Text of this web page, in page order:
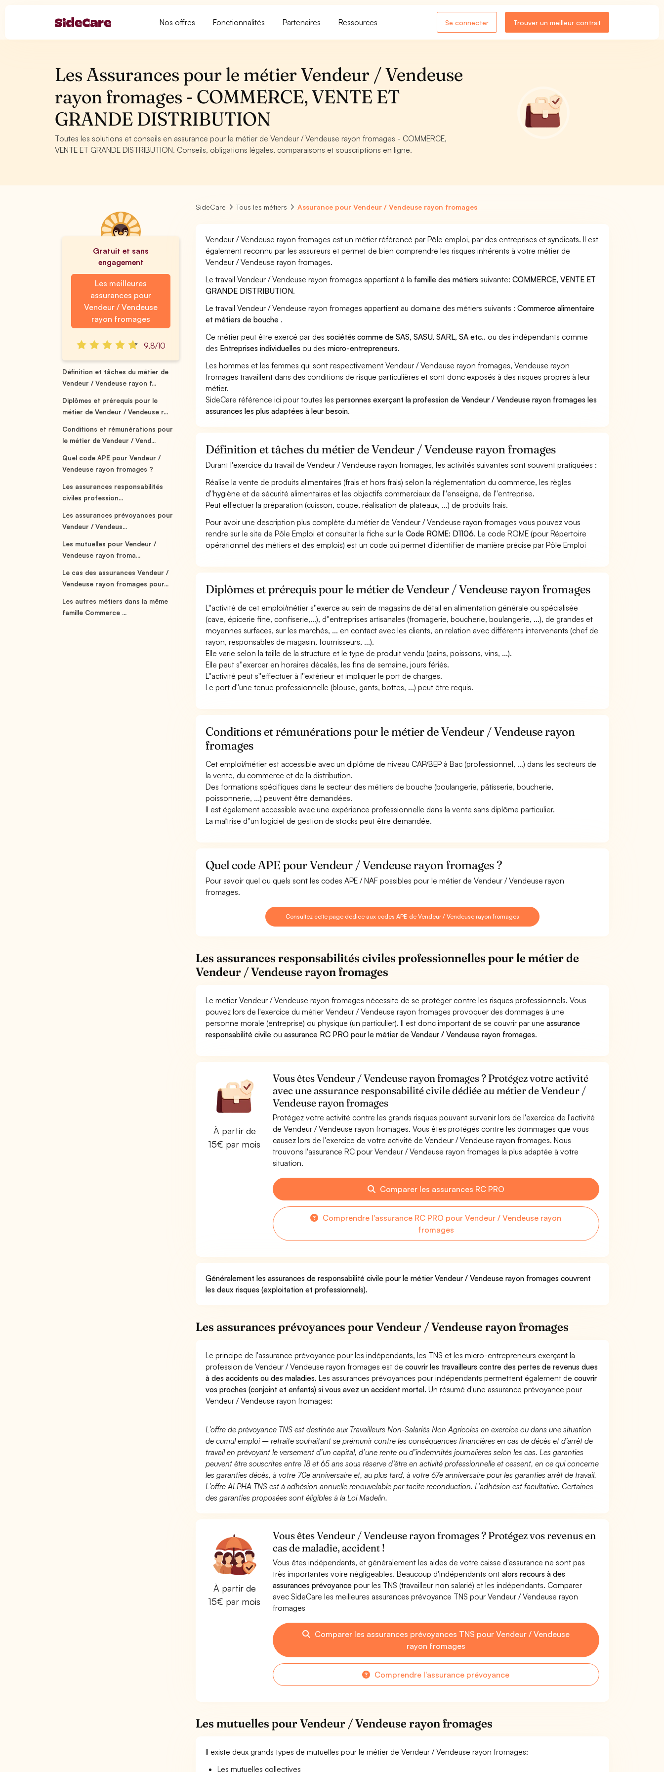
Nos offres Fonctionnalités Partenaires Ressources Se connecter Trouver un meilleur contrat
Les Assurances pour le métier Vendeur / Vendeuse
rayon fromages - COMMERCE, VENTE ET
GRANDE DISTRIBUTION
Toutes les solutions et conseils en assurance pour le métier de Vendeur / Vendeuse rayon fromages - COMMERCE,
VENTE ET GRANDE DISTRIBUTION. Conseils, obligations légales, comparaisons et souscriptions en ligne.
Gratuit et sans
engagement
Les meilleures
assurances pour
Vendeur / Vendeuse
rayon fromages
9,8/10
Définition et tâches du métier de
Vendeur / Vendeuse rayon f...
Diplômes et prérequis pour le
métier de Vendeur / Vendeuse r...
Conditions et rémunérations pour
le métier de Vendeur / Vend...
Quel code APE pour Vendeur /
Vendeuse rayon fromages ?
Les assurances responsabilités
civiles profession...
Les assurances prévoyances pour
Vendeur / Vendeus...
Les mutuelles pour Vendeur /
Vendeuse rayon froma...
Le cas des assurances Vendeur /
Vendeuse rayon fromages pour...
Les autres métiers dans la même
famille Commerce ...
SideCare Tous les métiers Assurance pour Vendeur / Vendeuse rayon fromages
Vendeur / Vendeuse rayon fromages est un métier référencé par Pôle emploi, par des entreprises et syndicats. Il est
également reconnu par les assureurs et permet de bien comprendre les risques inhérents à votre métier de
Vendeur / Vendeuse rayon fromages.
Le travail Vendeur / Vendeuse rayon fromages appartient à la famille des métiers suivante:COMMERCE, VENTE ET
GRANDE DISTRIBUTION.
Le travail Vendeur / Vendeuse rayon fromages appartient au domaine des métiers suivants :Commerce alimentaire
et métiers de bouche .
Ce métier peut être exercé par dessociétés comme de SAS, SASU, SARL, SA etc.. ou des indépendants comme
des Entreprises individuelles ou desmicro-entrepreneurs.
Les hommes et les femmes qui sont respectivement Vendeur / Vendeuse rayon fromages, Vendeuse rayon
fromages travaillent dans des conditions de risque particulières et sont donc exposés à des risques propres à leur
métier.
SideCare référence ici pour toutes lespersonnes exerçant la profession de Vendeur / Vendeuse rayon fromages les
assurances les plus adaptées à leur besoin.
Définition et tâches du métier de Vendeur / Vendeuse rayon fromages
Durant l'exercice du travail de Vendeur / Vendeuse rayon fromages, les activités suivantes sont souvent pratiquées :
Réalise la vente de produits alimentaires (frais et hors frais) selon la réglementation du commerce, les règles
d''hygiène et de sécurité alimentaires et les objectifs commerciaux de l''enseigne, de l''entreprise.
Peut effectuer la préparation (cuisson, coupe, réalisation de plateaux, ...) de produits frais.
Pour avoir une description plus complète du métier de Vendeur / Vendeuse rayon fromages vous pouvez vous
rendre sur le site de Pôle Emploi et consulter la fiche sur leCode ROME: D1106. Le code ROME (pour Répertoire
opérationnel des métiers et des emplois) est un code qui permet d'identifier de manière précise par Pôle Emploi
Diplômes et prérequis pour le métier de Vendeur / Vendeuse rayon fromages
L''activité de cet emploi/métier s''exerce au sein de magasins de détail en alimentation générale ou spécialisée
(cave, épicerie fine, confiserie,...), d''entreprises artisanales (fromagerie, boucherie, boulangerie, ...), de grandes et
moyennes surfaces, sur les marchés, ... en contact avec les clients, en relation avec différents intervenants (chef de
rayon, responsables de magasin, fournisseurs, ...).
Elle varie selon la taille de la structure et le type de produit vendu (pains, poissons, vins, ...).
Elle peut s''exercer en horaires décalés, les fins de semaine, jours fériés.
L''activité peut s''effectuer à l''extérieur et impliquer le port de charges.
Le port d''une tenue professionnelle (blouse, gants, bottes, ...) peut être requis.
Conditions et rémunérations pour le métier de Vendeur / Vendeuse rayon
fromages
Cet emploi/métier est accessible avec un diplôme de niveau CAP/BEP à Bac (professionnel, ...) dans les secteurs de
la vente, du commerce et de la distribution.
Des formations spécifiques dans le secteur des métiers de bouche (boulangerie, pâtisserie, boucherie,
poissonnerie, ...) peuvent être demandées.
Il est également accessible avec une expérience professionnelle dans la vente sans diplôme particulier.
La maîtrise d''un logiciel de gestion de stocks peut être demandée.
Quel code APE pour Vendeur / Vendeuse rayon fromages ?
Pour savoir quel ou quels sont les codes APE / NAF possibles pour le métier de Vendeur / Vendeuse rayon
fromages.
Consultez cette page dédiée aux codes APE de Vendeur / Vendeuse rayon fromages
Les assurances responsabilités civiles professionnelles pour le métier de
Vendeur / Vendeuse rayon fromages
Le métier Vendeur / Vendeuse rayon fromages nécessite de se protéger contre les risques professionnels. Vous
pouvez lors de l'exercice du métier Vendeur / Vendeuse rayon fromages provoquer des dommages à une
personne morale (entreprise) ou physique (un particulier). Il est donc important de se couvrir par uneassurance
responsabilité civile ouassurance RC PRO pour le métier de Vendeur / Vendeuse rayon fromages.
À partir de
15€ par mois
Vous êtes Vendeur / Vendeuse rayon fromages ? Protégez votre activité
avec une assurance responsabilité civile dédiée au métier de Vendeur /
Vendeuse rayon fromages
Protégez votre activité contre les grands risques pouvant survenir lors de l'exercice de l'activité
de Vendeur / Vendeuse rayon fromages. Vous êtes protégés contre les dommages que vous
causez lors de l'exercice de votre activité de Vendeur / Vendeuse rayon fromages. Nous
trouvons l'assurance RC pour Vendeur / Vendeuse rayon fromages la plus adaptée à votre
situation.
Comparer les assurances RC PRO
Comprendre l'assurance RC PRO pour Vendeur / Vendeuse rayon
fromages
Généralement les assurances de responsabilité civile pour le métier Vendeur / Vendeuse rayon fromages couvrent
les deux risques (exploitation et professionnels).
Les assurances prévoyances pour Vendeur / Vendeuse rayon fromages
Le principe de l'assurance prévoyance pour les indépendants, les TNS et les micro-entrepreneurs exerçant la
profession de Vendeur / Vendeuse rayon fromages est decouvrir les travailleurs contre des pertes de revenus dues
à des accidents ou des maladies. Les assurances prévoyances pour indépendants permettent également decouvrir
vos proches (conjoint et enfants) si vous avez un accident mortel. Un résumé d'une assurance prévoyance pour
Vendeur / Vendeuse rayon fromages:
L’offre de prévoyance TNS est destinée aux Travailleurs Non-Salariés Non Agricoles en exercice ou dans une situation
de cumul emploi – retraite souhaitant se prémunir contre les conséquences financières en cas de décès et d’arrêt de
travail en prévoyant le versement d’un capital, d’une rente ou d’indemnités journalières selon les cas. Les garanties
peuvent être souscrites entre 18 et 65 ans sous réserve d’être en activité professionnelle et cessent, en ce qui concerne
les garanties décès, à votre 70e anniversaire et, au plus tard, à votre 67e anniversaire pour les garanties arrêt de travail.
L’offre ALPHA TNS est à adhésion annuelle renouvelable par tacite reconduction. L’adhésion est facultative. Certaines
des garanties proposées sont éligibles à la Loi Madelin.
À partir de
15€ par mois
Vous êtes Vendeur / Vendeuse rayon fromages ? Protégez vos revenus en
cas de maladie, accident !
Vous êtes indépendants, et généralement les aides de votre caisse d'assurance ne sont pas
très importantes voire négligeables. Beaucoup d'indépendants ont alors recours à des
assurances prévoyancepour les TNS (travailleur non salarié) et les indépendants. Comparer
avec SideCare les meilleures assurances prévoyance TNS pour Vendeur / Vendeuse rayon
fromages
Comparer les assurances prévoyances TNS pour Vendeur / Vendeuse
rayon fromages
Comprendre l'assurance prévoyance
Les mutuelles pour Vendeur / Vendeuse rayon fromages
Il existe deux grands types de mutuelles pour le métier de Vendeur / Vendeuse rayon fromages:
Les mutuelles collectives